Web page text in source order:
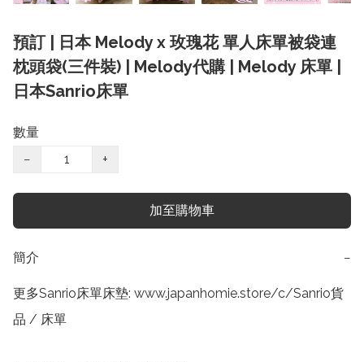
預訂 | 日本 Melody x 玫瑰花 單人床單被袋連
枕頭袋(三件裝) | Melody代購 | Melody 床單 |
日本Sanrio床單
數量
−
+
加至購物車
簡介 −
更多Sanrio床單床墊: www.japanhomie.store/c/Sanrio貨
品 / 床單